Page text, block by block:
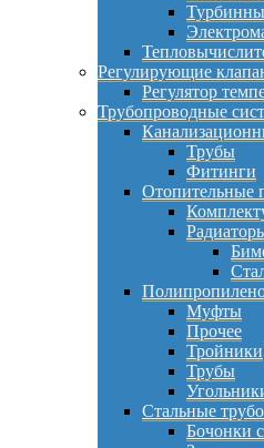
Регулирующие
Регулятор
Трубопроводные
Трубы
Фитинги
Отопительные
Муфты
Прочее
Тройники
Трубы
Стальные
Бочонки